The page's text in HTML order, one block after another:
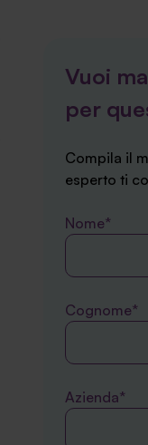
Vuoi
per
Compila il
esperto ti
Nome*
Cognome*
Azienda*